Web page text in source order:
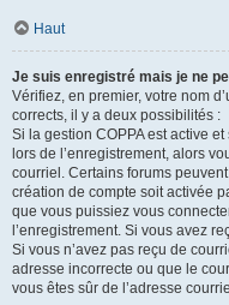
Haut
Je suis enregistré mais je ne
Vérifiez, en premier, votre nom
corrects, il y a deux possibilités :
Si la gestion COPPA est active
lors de l’enregistrement, alors
courriel. Certains forums
création de compte soit activée
que vous puissiez vous
l’enregistrement. Si vous avez
Si vous n’avez pas reçu de
adresse incorrecte ou que le
vous êtes sûr de l’adresse